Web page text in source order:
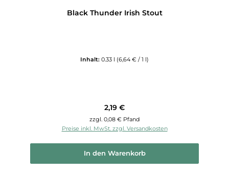
Black Thunder Irish Stout
Inhalt: 0.33 l (6,64 € / 1 l)
Regulärer Preis:
2,19 €
zzgl. 0,08 € Pfand
Preise inkl. MwSt. zzgl. Versandkosten
In den Warenkorb